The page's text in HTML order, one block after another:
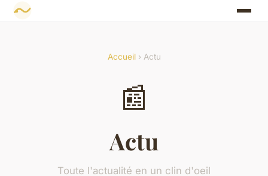
Accueil› Actu
📰
Actu
Toute l'actualité en un clin d'oeil